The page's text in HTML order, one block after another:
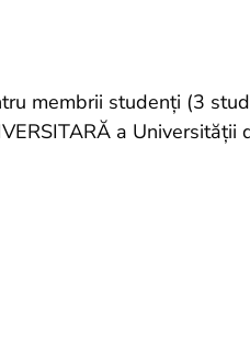
membrii studenți (3
a Universității